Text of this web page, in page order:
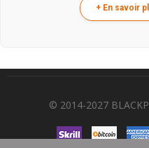
© 2014-2027